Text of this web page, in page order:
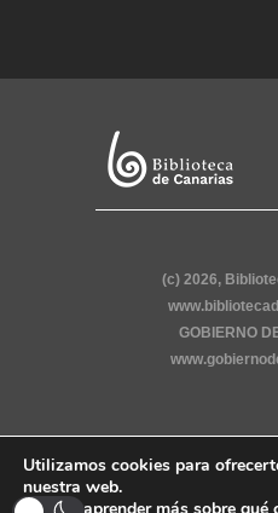
(c) 2026,
GOBIERNO
Utilizamos cookies para
nuestra web.